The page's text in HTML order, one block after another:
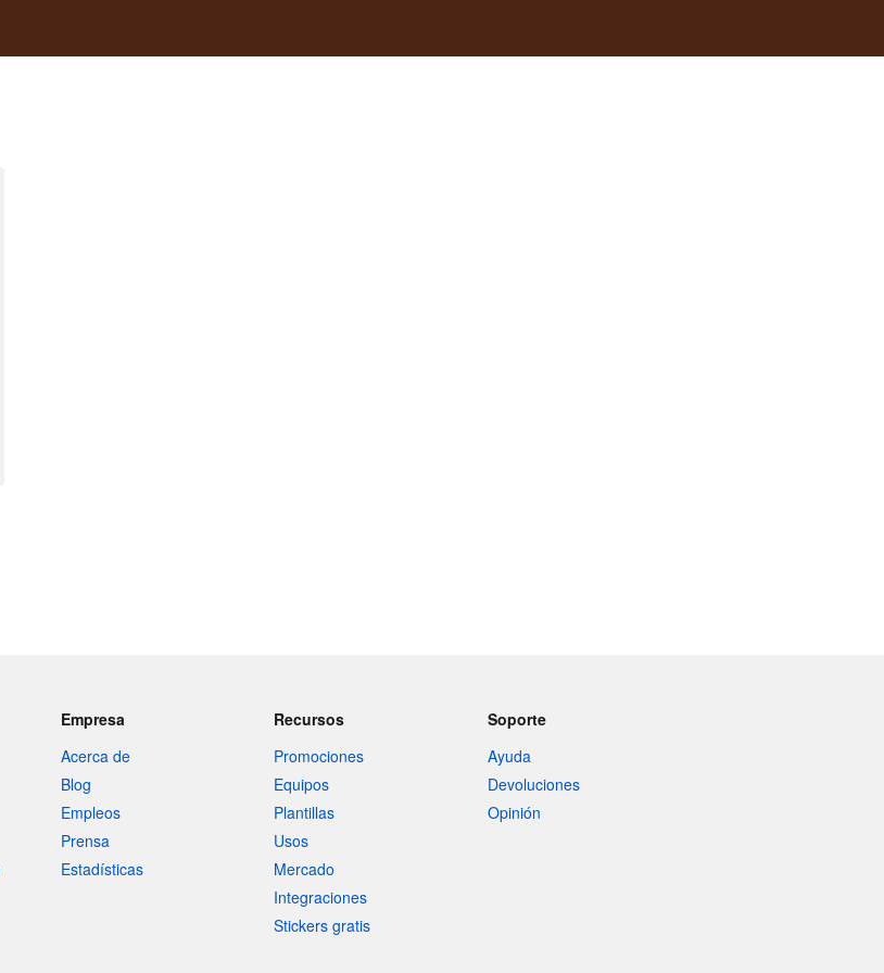
Empresa
Acerca de
Blog
Empleos
Prensa
Estadísticas
Recursos
Promociones
Equipos
Plantillas
Usos
Mercado
Integraciones
Stickers gratis
Soporte
Ayuda
Devoluciones
Opinión